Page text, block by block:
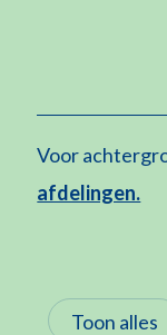
Voor
afdelingen.
Toon alles